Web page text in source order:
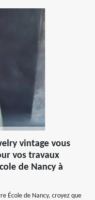
vintage vous
vos travaux
de Nancy à
École de Nancy, croyez que